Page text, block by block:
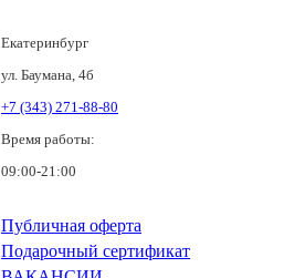
Екатеринбург
ул. Баумана, 4б
+7 (343) 271-88-80
Время работы:
09:00-21:00
Публичная оферта
Подарочный сертификат